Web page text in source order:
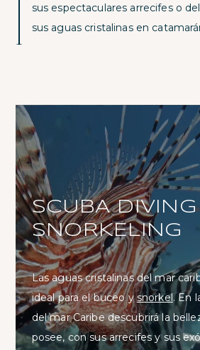
sus espectaculares arrecifes o
sus aguas cristalinas en
SCUBA
SNORKELING
Las aguas cristalinas del mar
ideal para el buceo ysnorkel. En
del mar Caribe descubrirá la
posee, con sus arrecifes y sus